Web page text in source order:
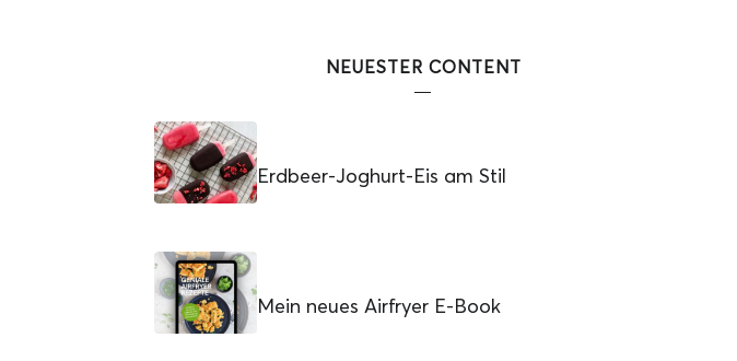
NEUESTER CONTENT
Erdbeer-Joghurt-Eis am Stil
Mein neues Airfryer E-Book